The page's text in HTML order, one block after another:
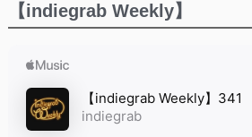
【indiegrab Weekly】